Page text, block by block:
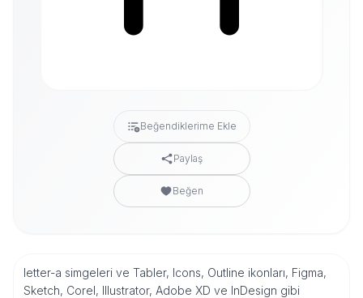
Beğendiklerime Ekle
Paylaş
Beğen
letter-a simgeleri ve Tabler, Icons, Outline ikonları, Figma,
Sketch, Corel, Illustrator, Adobe XD ve InDesign gibi